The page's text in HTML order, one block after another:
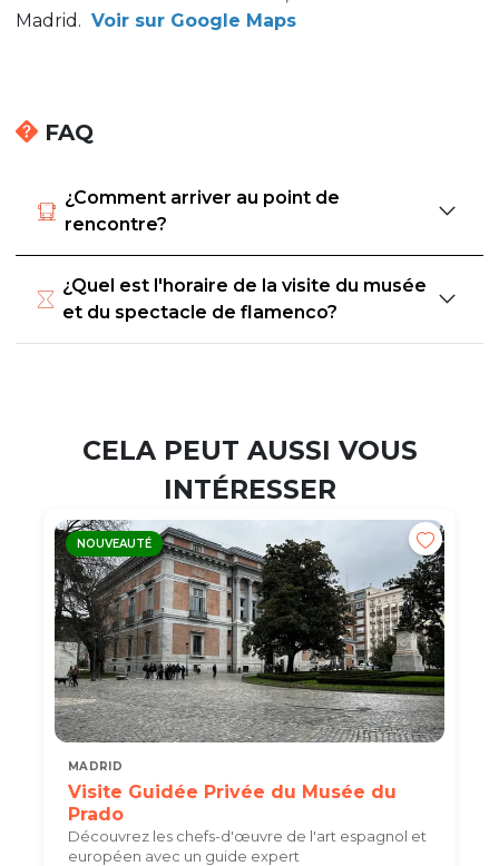
Madrid. Voir sur Google Maps
FAQ
¿Comment arriver au point de
rencontre?
¿Quel est l'horaire de la visite du musée
et du spectacle de flamenco?
CELA PEUT AUSSI VOUS
INTÉRESSER
NOUVEAUTÉ
MADRID
Visite Guidée Privée du Musée du
Prado
Découvrez les chefs-d'œuvre de l'art espagnol et
européen avec un guide expert